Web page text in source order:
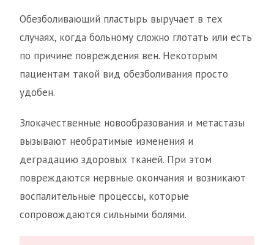
Обезболивающий пластырь выручает в тех
случаях, когда больному сложно глотать или есть
по причине повреждения вен. Некоторым
пациентам такой вид обезболивания просто
удобен.
Злокачественные новообразования и метастазы
вызывают необратимые изменения и
деградацию здоровых тканей. При этом
повреждаются нервные окончания и возникают
воспалительные процессы, которые
сопровождаются сильными болями.